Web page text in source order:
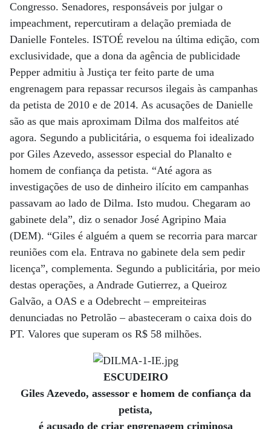
Congresso. Senadores, responsáveis por julgar o
impeachment, repercutiram a delação premiada de
Danielle Fonteles. ISTOÉ revelou na última edição, com
exclusividade, que a dona da agência de publicidade
Pepper admitiu à Justiça ter feito parte de uma
engrenagem para repassar recursos ilegais às campanhas
da petista de 2010 e de 2014. As acusações de Danielle
são as que mais aproximam Dilma dos malfeitos até
agora. Segundo a publicitária, o esquema foi idealizado
por Giles Azevedo, assessor especial do Planalto e
homem de confiança da petista. “Até agora as
investigações de uso de dinheiro ilícito em campanhas
passavam ao lado de Dilma. Isto mudou. Chegaram ao
gabinete dela”, diz o senador José Agripino Maia
(DEM). “Giles é alguém a quem se recorria para marcar
reuniões com ela. Entrava no gabinete dela sem pedir
licença”, complementa. Segundo a publicitária, por meio
destas operações, a Andrade Gutierrez, a Queiroz
Galvão, a OAS e a Odebrecht – empreiteiras
denunciadas no Petrolão – abasteceram o caixa dois do
PT. Valores que superam os R$ 58 milhões.
ESCUDEIRO
Giles Azevedo, assessor e homem de confiança da
petista,
é acusado de criar engrenagem criminosa